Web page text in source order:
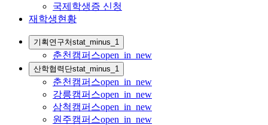
국제학생증 신청
재학생현황
기획연구처stat_minus_1
춘천캠퍼스open_in_new
산학협력단stat_minus_1
춘천캠퍼스open_in_new
강릉캠퍼스open_in_new
삼척캠퍼스open_in_new
원주캠퍼스open_in_new